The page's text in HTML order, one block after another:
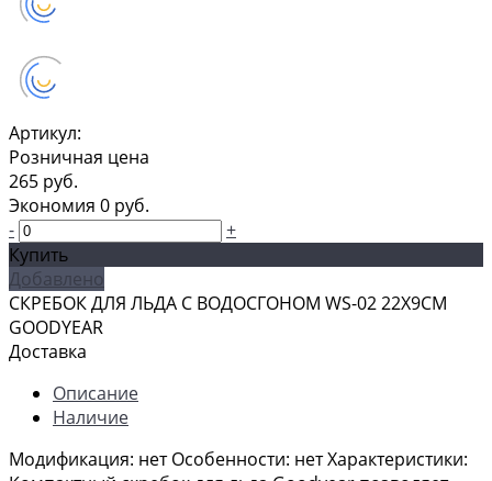
Артикул:
Розничная цена
265 руб.
Экономия 0 руб.
-
+
Купить
Добавлено
СКРЕБОК ДЛЯ ЛЬДА С ВОДОСГОНОМ WS-02 22Х9СМ
GOODYEAR
Доставка
Описание
Наличие
Модификация: нет Особенности: нет Характеристики: